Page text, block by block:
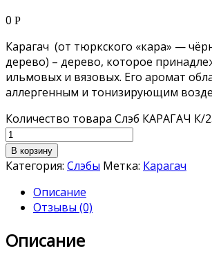
0 Р
Карагач (от тюркского «кара» —
дерево) – дерево, которое
ильмовых и вязовых. Его аромат
аллергенным и тонизирующим
Количество товара Слэб КАРАГАЧ К/
В корзину
Категория: Слэбы Метка: Карагач
Описание
Отзывы (0)
Описание